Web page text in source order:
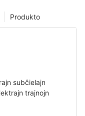
Produkto